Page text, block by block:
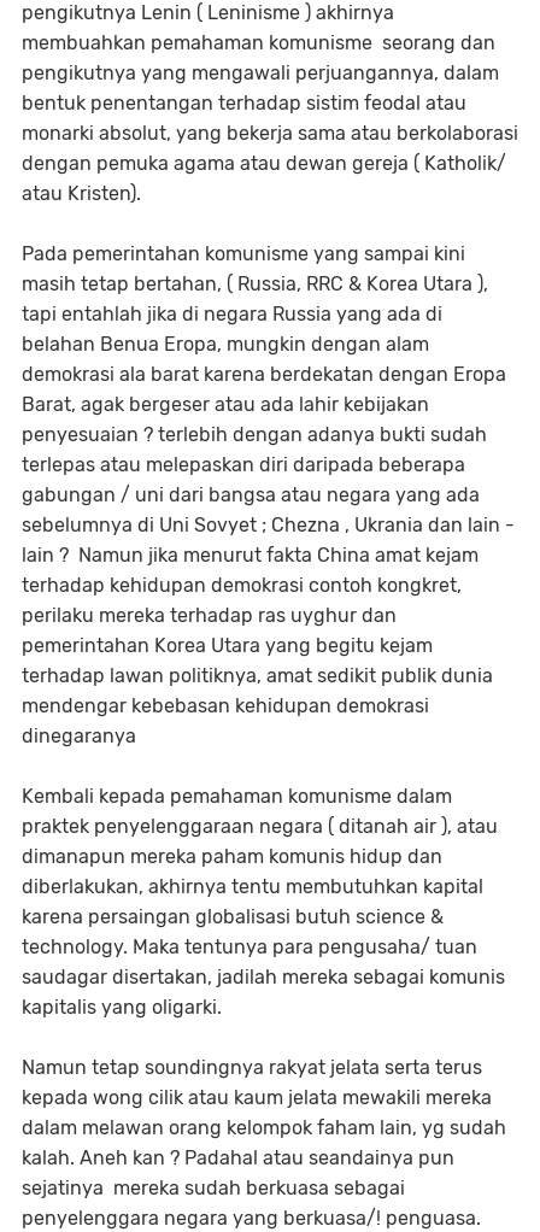
pengikutnya Lenin ( Leninisme ) akhirnya
membuahkan pemahaman komunisme seorang dan
pengikutnya yang mengawali perjuangannya, dalam
bentuk penentangan terhadap sistim feodal atau
monarki absolut, yang bekerja sama atau berkolaborasi
dengan pemuka agama atau dewan gereja ( Katholik/
atau Kristen).
Pada pemerintahan komunisme yang sampai kini
masih tetap bertahan, ( Russia, RRC & Korea Utara ),
tapi entahlah jika di negara Russia yang ada di
belahan Benua Eropa, mungkin dengan alam
demokrasi ala barat karena berdekatan dengan Eropa
Barat, agak bergeser atau ada lahir kebijakan
penyesuaian ? terlebih dengan adanya bukti sudah
terlepas atau melepaskan diri daripada beberapa
gabungan / uni dari bangsa atau negara yang ada
sebelumnya di Uni Sovyet ; Chezna , Ukrania dan lain -
lain ? Namun jika menurut fakta China amat kejam
terhadap kehidupan demokrasi contoh kongkret,
perilaku mereka terhadap ras uyghur dan
pemerintahan Korea Utara yang begitu kejam
terhadap lawan politiknya, amat sedikit publik dunia
mendengar kebebasan kehidupan demokrasi
dinegaranya
Kembali kepada pemahaman komunisme dalam
praktek penyelenggaraan negara ( ditanah air ), atau
dimanapun mereka paham komunis hidup dan
diberlakukan, akhirnya tentu membutuhkan kapital
karena persaingan globalisasi butuh science &
technology. Maka tentunya para pengusaha/ tuan
saudagar disertakan, jadilah mereka sebagai komunis
kapitalis yang oligarki.
Namun tetap soundingnya rakyat jelata serta terus
kepada wong cilik atau kaum jelata mewakili mereka
dalam melawan orang kelompok faham lain, yg sudah
kalah. Aneh kan ? Padahal atau seandainya pun
sejatinya mereka sudah berkuasa sebagai
penyelenggara negara yang berkuasa/! penguasa.